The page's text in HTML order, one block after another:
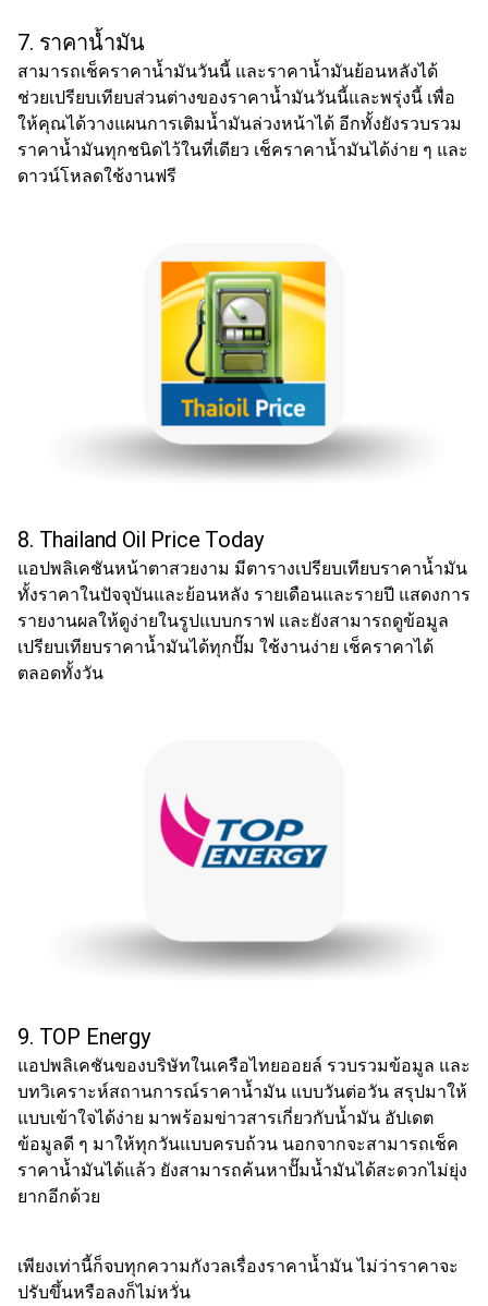
7. ราคาน้ำมัน
สามารถเช็คราคาน้ำมันวันนี้ และราคาน้ำมันย้อนหลังได้
ช่วยเปรียบเทียบส่วนต่างของราคาน้ำมันวันนี้และพรุ่งนี้ เพื่อ
ให้คุณได้วางแผนการเติมน้ำมันล่วงหน้าได้ อีกทั้งยังรวบรวม
ราคาน้ำมันทุกชนิดไว้ในที่เดียว เช็คราคาน้ำมันได้ง่าย ๆ และ
ดาวน์โหลดใช้งานฟรี
8. Thailand Oil Price Today
แอปพลิเคชันหน้าตาสวยงาม มีตารางเปรียบเทียบราคาน้ำมัน
ทั้งราคาในปัจจุบันและย้อนหลัง รายเดือนและรายปี แสดงการ
รายงานผลให้ดูง่ายในรูปแบบกราฟ และยังสามารถดูข้อมูล
เปรียบเทียบราคาน้ำมันได้ทุกปั๊ม ใช้งานง่าย เช็คราคาได้
ตลอดทั้งวัน
9. TOP Energy
แอปพลิเคชันของบริษัทในเครือไทยออยล์ รวบรวมข้อมูล และ
บทวิเคราะห์สถานการณ์ราคาน้ำมัน แบบวันต่อวัน สรุปมาให้
แบบเข้าใจได้ง่าย มาพร้อมข่าวสารเกี่ยวกับน้ำมัน อัปเดต
ข้อมูลดี ๆ มาให้ทุกวันแบบครบถ้วน นอกจากจะสามารถเช็ค
ราคาน้ำมันได้แล้ว ยังสามารถค้นหาปั๊มน้ำมันได้สะดวกไม่ยุ่ง
ยากอีกด้วย
เพียงเท่านี้ก็จบทุกความกังวลเรื่องราคาน้ำมัน ไม่ว่าราคาจะ
ปรับขึ้นหรือลงก็ไม่หวั่น